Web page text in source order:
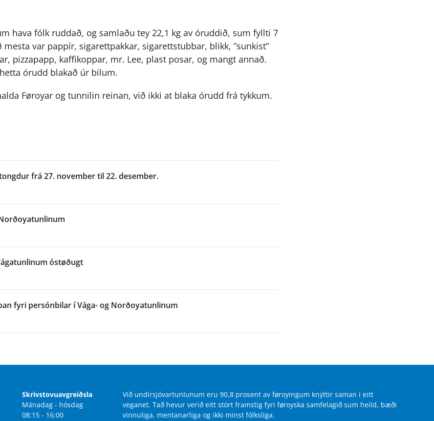
hava fólk ruddað, og samlaðu tey 22,1 kg av óruddið, sum fyllti 7
mesta var pappír, sigarettpakkar, sigarettstubbar, blikk, ”sunkist”
pizzapapp, kaffikoppar, mr. Lee, plast posar, og mangt annað.
órudd blakað úr bilum.
Føroyar og tunnilin reinan, við ikki at blaka órudd frá tykkum.
frá 27. november til 22. desember.
óstøðugt
fyri persónbilar í Vága- og Norðoyatunlinum
Skrivstovuavgreiðsla
Mánadag - hósdag
08:15 - 16:00
Við undirsjóvartunlunum eru 90,8 prosent av føroyingum knýttir saman í eitt
veganet. Tað hevur verið eitt stórt framstig fyri føroyska samfelagið sum heild, bæði
vinnuliga, mentanarliga og ikki minst fólksliga.